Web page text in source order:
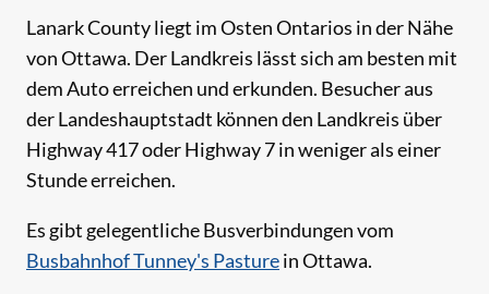
Lanark County liegt im Osten Ontarios in der Nähe
von Ottawa. Der Landkreis lässt sich am besten mit
dem Auto erreichen und erkunden. Besucher aus
der Landeshauptstadt können den Landkreis über
Highway 417 oder Highway 7 in weniger als einer
Stunde erreichen.
Es gibt gelegentliche Busverbindungen vom
Busbahnhof Tunney's Pasturein Ottawa.